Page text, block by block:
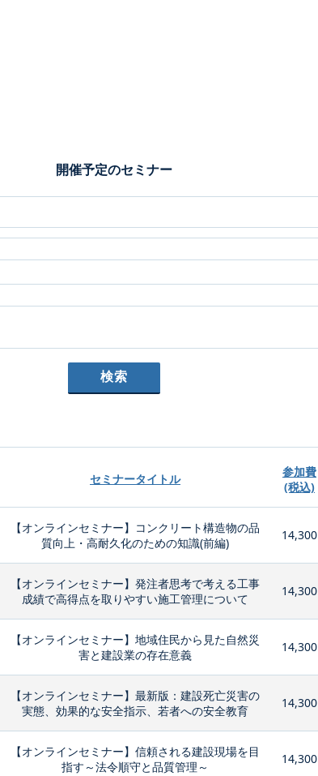
開催予定のセミナー
セミナータイトル
参加費
(税込)
【オンラインセミナー】コンクリート構造物の品
質向上・高耐久化のための知識(前編)
14,300
【オンラインセミナー】発注者思考で考える工事
成績で高得点を取りやすい施工管理について
14,300
【オンラインセミナー】地域住民から見た自然災
害と建設業の存在意義
14,300
【オンラインセミナー】最新版：建設死亡災害の
実態、効果的な安全指示、若者への安全教育
14,300
【オンラインセミナー】信頼される建設現場を目
指す～法令順守と品質管理～
14,300